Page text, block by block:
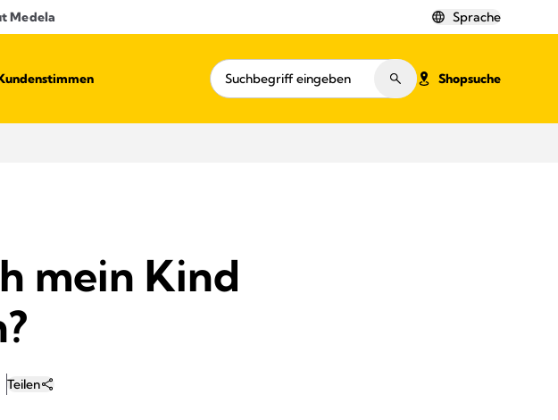
Medela Sprache
Shopsuche
mein Kind
Teilen